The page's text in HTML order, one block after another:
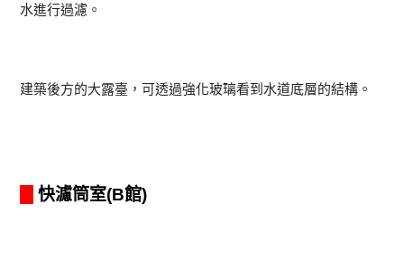
水進行過濾。
建築後方的大露臺，可透過強化玻璃看到水道底層的結構。
快濾筒室(B館)